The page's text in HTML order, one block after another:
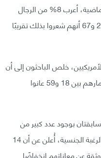
كانت أليمة، خلال الاثني عشر شهرًا الماضية، أعرب 8% من الرجال
النرويجيين ممن تتراوح أعمارهم بين 22 و67 أنهم شعروا بذلك تقريبًا
خلص الباحثون إلى أن
15% من تعداد الذكور الذين تتراوح أعمارهم بين 18 و59 عانوا
بوجود عدد كبير من
الرجال ممن يختبرون نقصًا مقلقًا في الرغبة الجنسية، أُعلن عن أن 14
وثقة عن معاناتهم انخفاضًا